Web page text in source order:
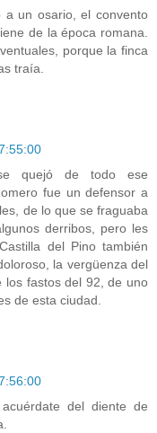
a un osario, el convento
de la época romana.
porque la finca
traía.
quejó de todo ese
fue un defensor a
de lo que se fraguaba
derribos, pero les
del Pino también
la vergüenza del
los fastos del 92, de uno
de esta ciudad.
del diente de